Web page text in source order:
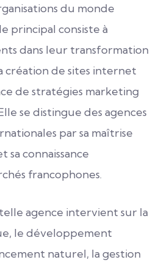
du monde
principal consiste à
dans leur transformation
création de sites internet
de stratégies marketing
se distingue des agences
par sa maîtrise
sa connaissance
francophones.
agence intervient sur la
le développement
naturel, la gestion